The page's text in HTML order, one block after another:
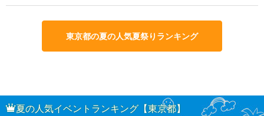
東京都の夏の人気夏祭りランキング
夏の人気イベントランキング【東京都】